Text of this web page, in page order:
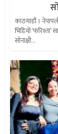
काठमाडौं ।
भिडियो
सोनाक्षी...